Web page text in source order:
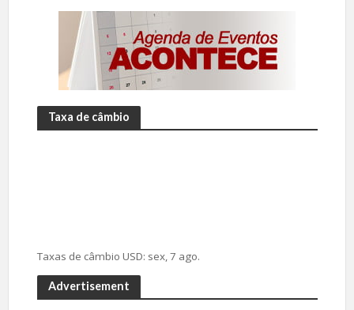
Taxa de câmbio
Taxas de câmbio USD: sex, 7 ago.
Advertisement